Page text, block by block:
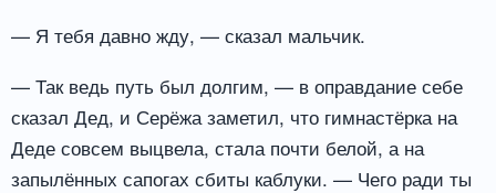
— Я тебя давно жду, — сказал мальчик.
— Так ведь путь был долгим, — в оправдание себе
сказал Дед, и Серёжа заметил, что гимнастёрка на
Деде совсем выцвела, стала почти белой, а на
запылённых сапогах сбиты каблуки. — Чего ради ты